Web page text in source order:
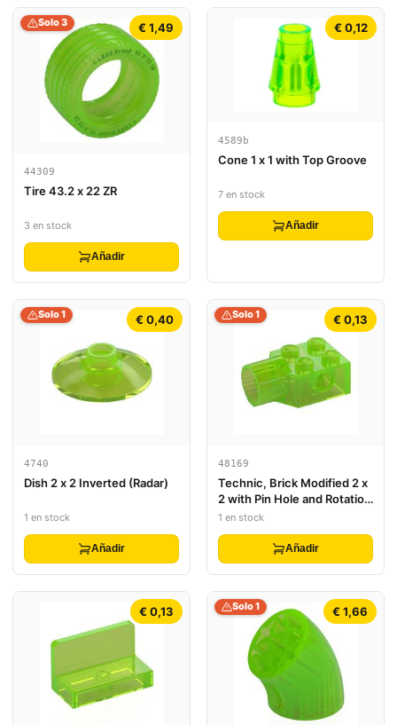
€ 1,49
Solo 3
44309
Tire 43.2 x 22 ZR
3 en stock
Añadir
€ 0,12
4589b
Cone 1 x 1 with Top Groove
7 en stock
Añadir
€ 0,40
Solo 1
4740
Dish 2 x 2 Inverted (Radar)
1 en stock
Añadir
€ 0,13
Solo 1
48169
Technic, Brick Modified 2 x
2 with Pin Hole and Rotation
Joint Socket
1 en stock
Añadir
€ 0,13 € 1,66
Solo 1